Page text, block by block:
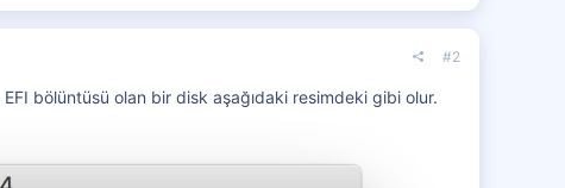
#2
bölüntüsü olan bir disk aşağıdaki resimdeki gibi olur.